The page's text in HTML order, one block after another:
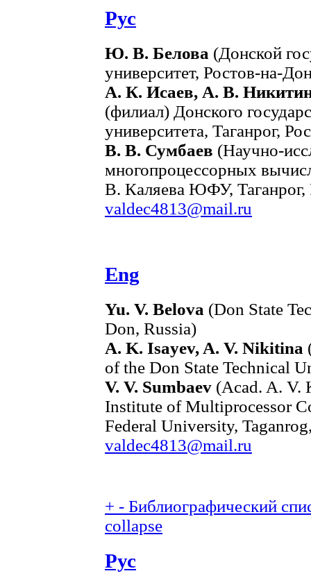
Рус
Ю. В. Белова (Донской
университет, Ростов-на-
А. К. Исаев, А. В.
(филиал) Донского
университета, Таганрог,
В. В. Сумбаев (Научно-
многопроцессорных
В. Каляева ЮФУ, Таганрог,
valdec4813@mail.ru
Eng
Yu. V. Belova (Don State
Don, Russia)
A. K. Isayev, A. V. Nikitina
of the Don State Technical
V. V. Sumbaev (Acad. A. V.
Institute of Multiprocessor
Federal University,
valdec4813@mail.ru
+ - Библиографический
collapse
Рус